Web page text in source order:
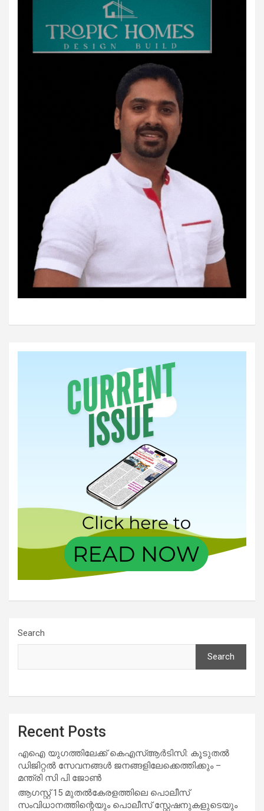
Search
Search
Recent Posts
എഐ യുഗത്തിലേക്ക് കെഎസ്ആർടിസി: കൂടുതൽ
ഡിജിറ്റൽ സേവനങ്ങൾ ജനങ്ങളിലേക്കെത്തിക്കും –
മന്ത്രി സി പി ജോൺ
ആഗസ്റ്റ് 15 മുതല്‍കേരളത്തിലെ പൊലീസ്
സംവിധാനത്തിന്റെയും പൊലീസ് സ്റ്റേഷനുകളുടെയും